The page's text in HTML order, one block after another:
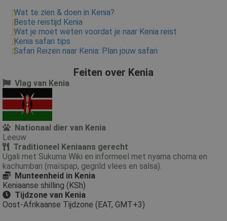
Wat te zien & doen in Kenia?
Beste reistijd Kenia
Wat je moet weten voordat je naar Kenia reist
Kenia safari tips
Safari Reizen naar Kenia: Plan jouw safari
Feiten over Kenia
Vlag van Kenia
Nationaal dier van Kenia
Leeuw
Traditioneel Keniaans gerecht
Ugali met Sukuma Wiki en informeel met nyama choma en
kachumbari (maïspap, gegrild vlees en salsa).
Munteenheid in Kenia
Keniaanse shilling (KSh)
Tijdzone van Kenia
Oost-Afrikaanse Tijdzone (EAT, GMT+3)